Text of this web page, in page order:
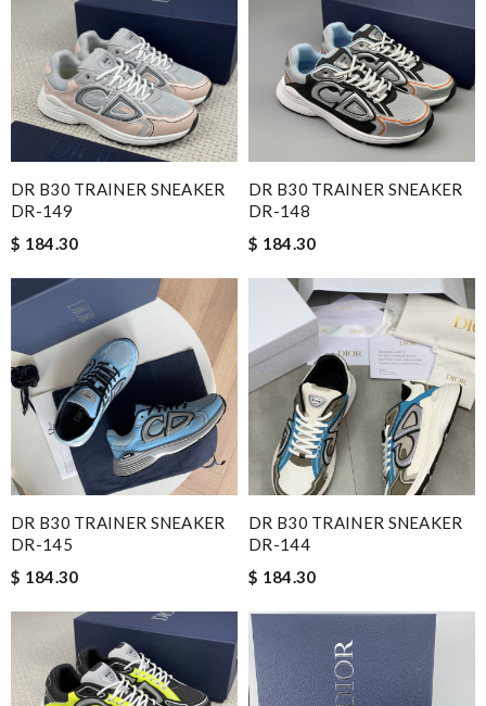
DR B30 TRAINER SNEAKER
DR-149
$ 184.30
DR B30 TRAINER SNEAKER
DR-148
$ 184.30
DR B30 TRAINER SNEAKER
DR-145
$ 184.30
DR B30 TRAINER SNEAKER
DR-144
$ 184.30